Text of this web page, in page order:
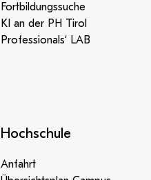
Fortbildungssuche
KI an der PH Tirol
Professionals‘ LAB
Hochschule
Anfahrt